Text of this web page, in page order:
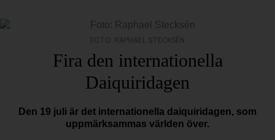
FOTO: RAPHAEL STECKSÉN
Fira den internationella
Daiquiridagen
Den 19 juli är det internationella daiquiridagen, som
uppmärksammas världen över.